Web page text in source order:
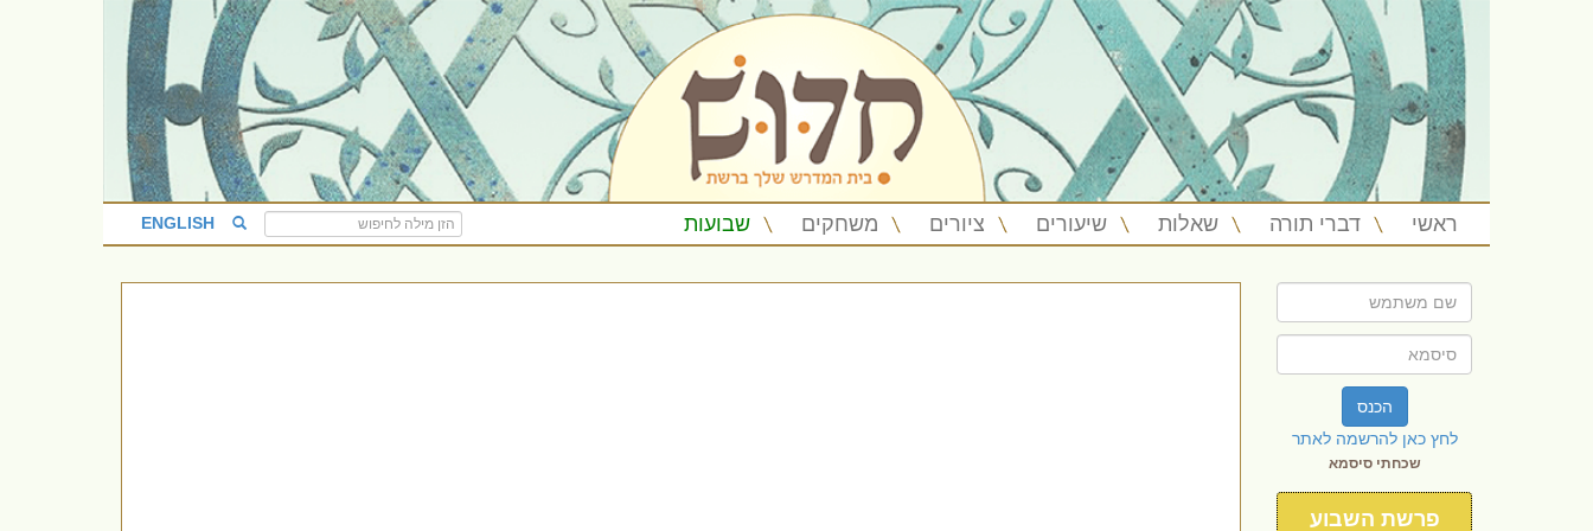
ראשי דברי תורה שאלות שיעורים ציורים משחקים שבועות ENGLISH
הכנס
לחץ כאן להרשמה לאתר
שכחתי סיסמא
פרשת השבוע